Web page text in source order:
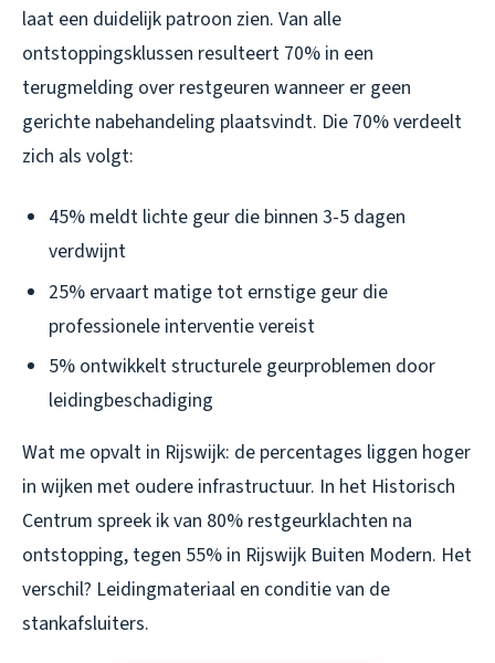
laat een duidelijk patroon zien. Van alle
ontstoppingsklussen resulteert 70% in een
terugmelding over restgeuren wanneer er geen
gerichte nabehandeling plaatsvindt. Die 70% verdeelt
zich als volgt:
45% meldt lichte geur die binnen 3-5 dagen
verdwijnt
25% ervaart matige tot ernstige geur die
professionele interventie vereist
5% ontwikkelt structurele geurproblemen door
leidingbeschadiging
Wat me opvalt in Rijswijk: de percentages liggen hoger
in wijken met oudere infrastructuur. In het Historisch
Centrum spreek ik van 80% restgeurklachten na
ontstopping, tegen 55% in Rijswijk Buiten Modern. Het
verschil? Leidingmateriaal en conditie van de
stankafsluiters.